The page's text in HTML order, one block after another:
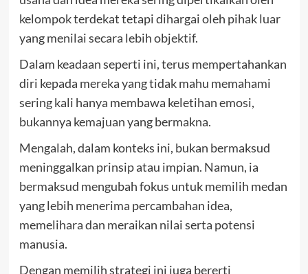
kelompok terdekat tetapi dihargai oleh pihak luar
yang menilai secara lebih objektif.
Dalam keadaan seperti ini, terus mempertahankan
diri kepada mereka yang tidak mahu memahami
sering kali hanya membawa keletihan emosi,
bukannya kemajuan yang bermakna.
Mengalah, dalam konteks ini, bukan bermaksud
meninggalkan prinsip atau impian. Namun, ia
bermaksud mengubah fokus untuk memilih medan
yang lebih menerima percambahan idea,
memelihara dan meraikan nilai serta potensi
manusia.
Dengan memilih strategi ini juga bererti